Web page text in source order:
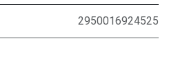
2950016924525